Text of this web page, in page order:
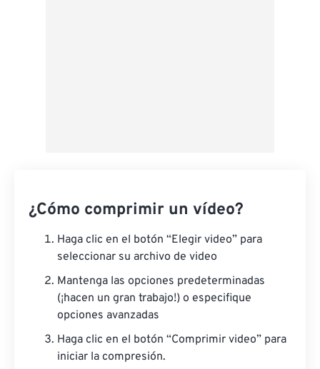
¿Cómo comprimir un vídeo?
Haga clic en el botón “Elegir video” para
seleccionar su archivo de video
Mantenga las opciones predeterminadas
(¡hacen un gran trabajo!) o especifique
opciones avanzadas
Haga clic en el botón “Comprimir video” para
iniciar la compresión.